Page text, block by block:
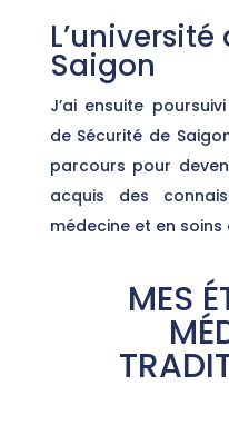
Saigon
J’ai ensuite
de Sécurité de
parcours pour
acquis des
médecine et en soins
MES